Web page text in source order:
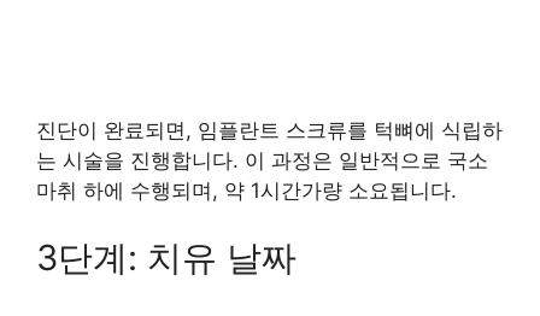
진단이 완료되면, 임플란트 스크류를 턱뼈에 식립하
는 시술을 진행합니다. 이 과정은 일반적으로 국소
마취 하에 수행되며, 약 1시간가량 소요됩니다.
3단계: 치유 날짜